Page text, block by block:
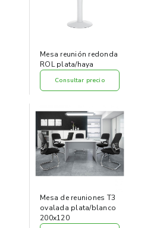
›
Mesa reunión redonda
ROL plata/haya
Consultar precio
Mesa de reuniones T3
ovalada plata/blanco
200x120